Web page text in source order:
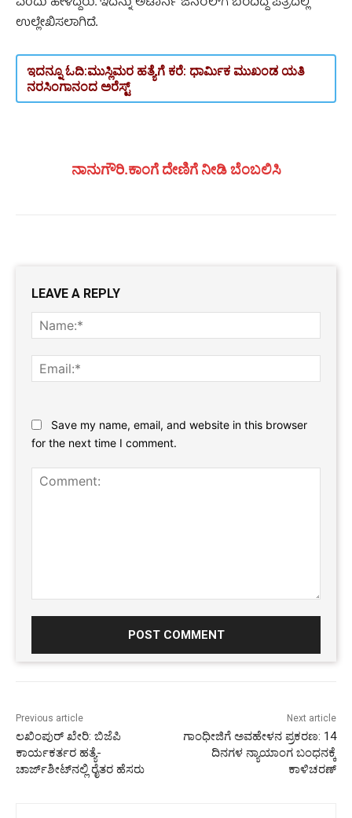
ಉಲ್ಲೇಖಿಸಲಾಗಿದೆ.
ಇದನ್ನೂ ಓದಿ:ಮುಸ್ಲಿಮರ ಹತ್ಯೆಗೆ ಕರೆ: ಧಾರ್ಮಿಕ ಮುಖಂಡ ಯತಿ
ನರಸಿಂಗಾನಂದ ಅರೆಸ್ಟ್
ನಾನುಗೌರಿ.ಕಾಂಗೆ ದೇಣಿಗೆ ನೀಡಿ ಬೆಂಬಲಿಸಿ
LEAVE A REPLY
Save my name, email, and website in this browser
for the next time I comment.
Previous article
ಲಖಿಂಪುರ್‌ ಖೇರಿ: ಬಿಜೆಪಿ
ಕಾರ್ಯಕರ್ತರ ಹತ್ಯೆ-
ಚಾರ್ಜ್‌ಶೀಟ್‌ನಲ್ಲಿ ರೈತರ ಹೆಸರು
Next article
ಗಾಂಧೀಜಿಗೆ ಅವಹೇಳನ ಪ್ರಕರಣ: 14
ದಿನಗಳ ನ್ಯಾಯಾಂಗ ಬಂಧನಕ್ಕೆ
ಕಾಳಿಚರಣ್‌